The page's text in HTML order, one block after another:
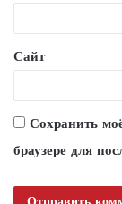
й
*
Сайт
Сохранить
браузере для